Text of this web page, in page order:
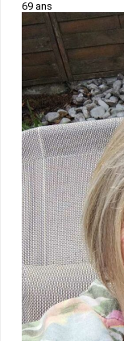
69 ans